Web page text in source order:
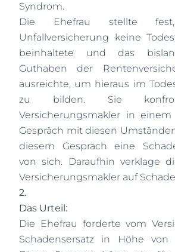
Syndrom.
Die Ehefrau stellte
Unfallversicherung keine
beinhaltete und das
Guthaben der
ausreichte, um hieraus im
zu bilden. Sie
Versicherungsmakler in
Gespräch mit diesen
diesem Gespräch eine
von sich. Daraufhin verklage
Versicherungsmakler auf
2.
Das Urteil:
Die Ehefrau forderte vom
Schadensersatz in Höhe